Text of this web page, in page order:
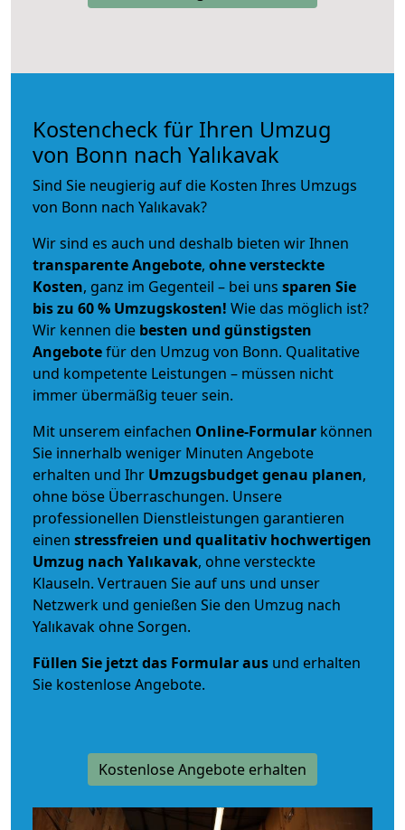
Kostencheck für Ihren Umzug
von Bonn nach Yalıkavak
Sind Sie neugierig auf die Kosten Ihres Umzugs
von Bonn nach Yalıkavak?
Wir sind es auch und deshalb bieten wir Ihnen
transparente Angebote, ohne versteckte
Kosten, ganz im Gegenteil – bei uns sparen Sie
bis zu 60 % Umzugskosten! Wie das möglich ist?
Wir kennen die besten und günstigsten
Angebotefür den Umzug von Bonn. Qualitative
und kompetente Leistungen – müssen nicht
immer übermäßig teuer sein.
Mit unserem einfachen Online-Formular können
Sie innerhalb weniger Minuten Angebote
erhalten und Ihr Umzugsbudgetgenau planen,
ohne böse Überraschungen. Unsere
professionellen Dienstleistungen garantieren
einen stressfreien und qualitativ hochwertigen
Umzug nach Yalıkavak, ohne versteckte
Klauseln. Vertrauen Sie auf uns und unser
Netzwerk und genießen Sie den Umzug nach
Yalıkavak ohne Sorgen.
Füllen Sie jetzt das Formular aus und erhalten
Sie kostenlose Angebote.
Kostenlose Angebote erhalten